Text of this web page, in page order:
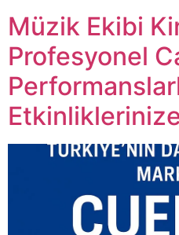
Müzik Ekibi
Profesyonel